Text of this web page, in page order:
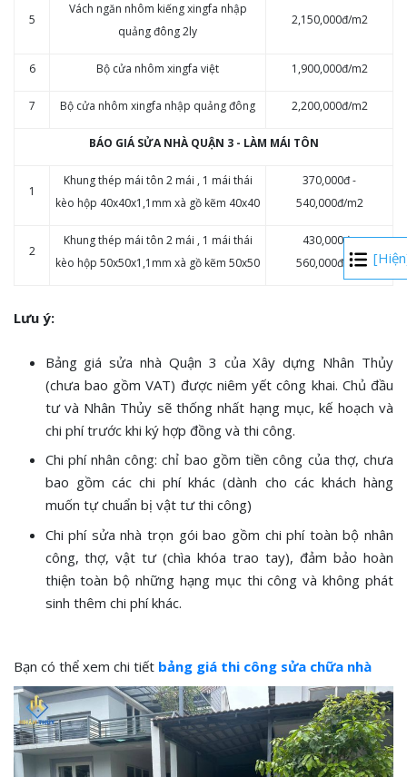
5
Vách ngăn nhôm kiếng xingfa nhập
quảng đông 2ly
2,150,000đ/m2
6 Bộ cửa nhôm xingfa việt 1,900,000đ/m2
7 Bộ cửa nhôm xingfa nhập quảng đông 2,200,000đ/m2
BÁO GIÁ SỬA NHÀ QUẬN 3 - ​LÀM MÁI TÔN
1
Khung thép mái tôn 2 mái , 1 mái thái
kèo hộp 40x40x1,1mm xà gồ kẽm 40x40
370,000đ -
540,000đ/m2
2
Khung thép mái tôn 2 mái , 1 mái thái
kèo hộp 50x50x1,1mm xà gồ kẽm 50x50
430,000đ -
560,000đ/m2
Lưu ý:
Bảng giá sửa nhà Quận 3 của Xây dựng Nhân Thủy
(chưa bao gồm VAT) được niêm yết công khai. Chủ đầu
tư và Nhân Thủy sẽ thống nhất hạng mục, kế hoạch và
chi phí trước khi ký hợp đồng và thi công.
Chi phí nhân công: chỉ bao gồm tiền công của thợ, chưa
bao gồm các chi phí khác (dành cho các khách hàng
muốn tự chuẩn bị vật tư thi công)
Chi phí sửa nhà trọn gói bao gồm chi phí toàn bộ nhân
công, thợ, vật tư (chìa khóa trao tay), đảm bảo hoàn
thiện toàn bộ những hạng mục thi công và không phát
sinh thêm chi phí khác.
Bạn có thể xem chi tiết bảng giá thi công sửa chữa nhà